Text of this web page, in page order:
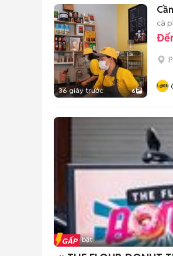
36 giây trước 6
cà
Tin nổi bật